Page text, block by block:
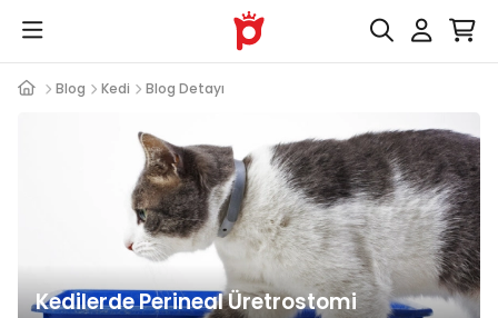
Blog Kedi Blog Detayı
Kedilerde Perineal Üretrostomi